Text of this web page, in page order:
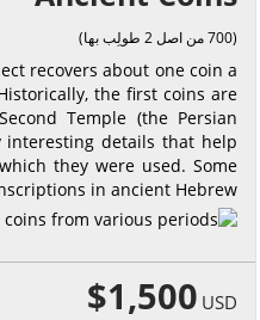
(700 من اصل 2 طولِب بها)
recovers about one coin a
the first coins are
Temple (the Persian
interesting details that help
they were used. Some
in ancient Hebrew.
$1,500 USD